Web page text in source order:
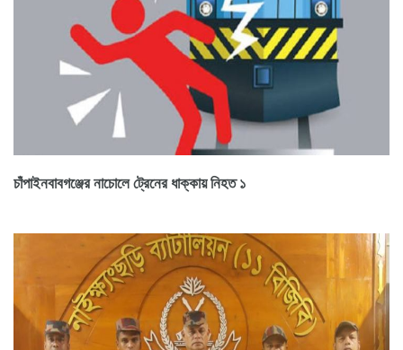
চাঁপাইনবাবগঞ্জের নাচোলে ট্রেনের ধাক্কায় নিহত ১